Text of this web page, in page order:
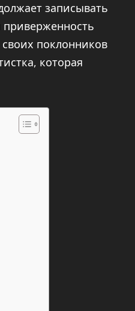
записывать
приверженность
поклонников
которая